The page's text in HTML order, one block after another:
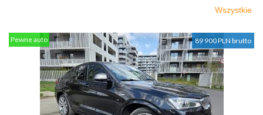
Wszystkie
89 900 PLN brutto
Pewne auto